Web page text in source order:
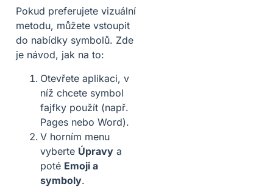
Pokud preferujete vizuální
metodu, můžete vstoupit
do nabídky symbolů. Zde
je návod, jak na to:
Otevřete aplikaci, v
níž chcete symbol
fajfky použít (např.
Pages nebo Word).
V horním menu
vyberte Úpravy a
poté Emoji a
symboly.